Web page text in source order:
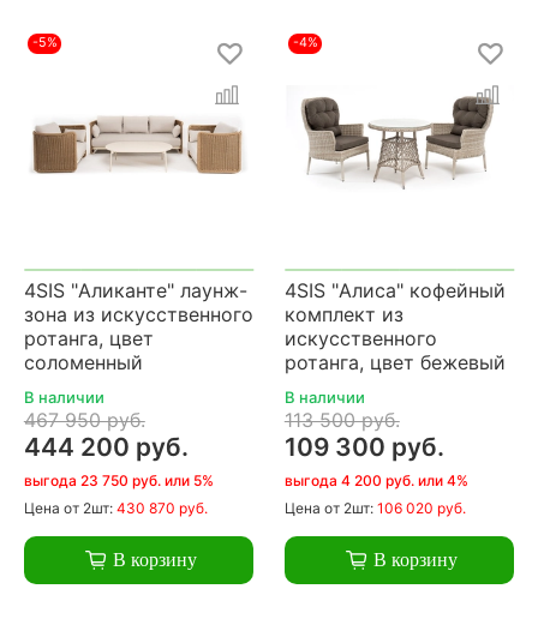
-5%
4SIS "Аликанте" лаунж-
зона из искусственного
ротанга, цвет
соломенный
В наличии
467 950 руб.
444 200 руб.
выгода 23 750 руб. или 5%
Цена от 2шт: 430 870 руб.
В корзину
-4%
4SIS "Алиса" кофейный
комплект из
искусственного
ротанга, цвет бежевый
В наличии
113 500 руб.
109 300 руб.
выгода 4 200 руб. или 4%
Цена от 2шт: 106 020 руб.
В корзину